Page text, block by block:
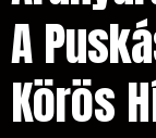
A
Körös